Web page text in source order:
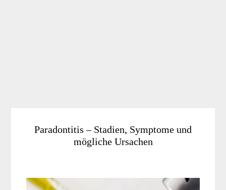
Paradontitis – Stadien, Symptome und
mögliche Ursachen